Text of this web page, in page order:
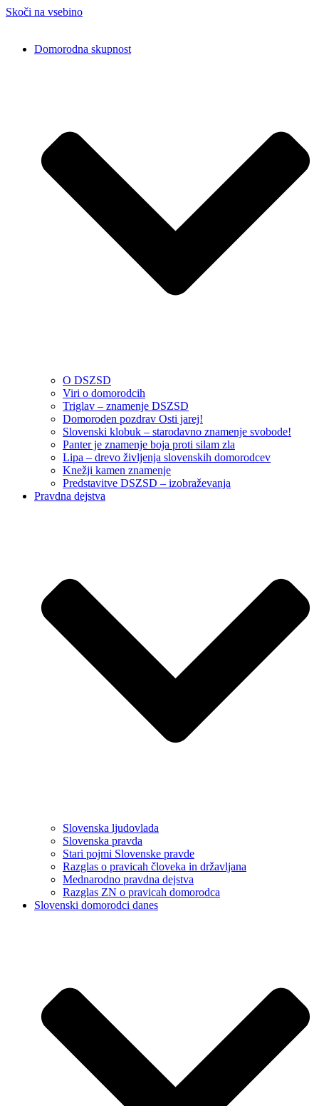
Skoči na vsebino
Domorodna skupnost
O DSZSD
Viri o domorodcih
Triglav – znamenje DSZSD
Domoroden pozdrav Osti jarej!
Slovenski klobuk – starodavno znamenje svobode!
Panter je znamenje boja proti silam zla
Lipa – drevo življenja slovenskih domorodcev
Knežji kamen znamenje
Predstavitve DSZSD – izobraževanja
Pravdna dejstva
Slovenska ljudovlada
Slovenska pravda
Stari pojmi Slovenske pravde
Razglas o pravicah človeka in državljana
Mednarodno pravdna dejstva
Razglas ZN o pravicah domorodca
Slovenski domorodci danes